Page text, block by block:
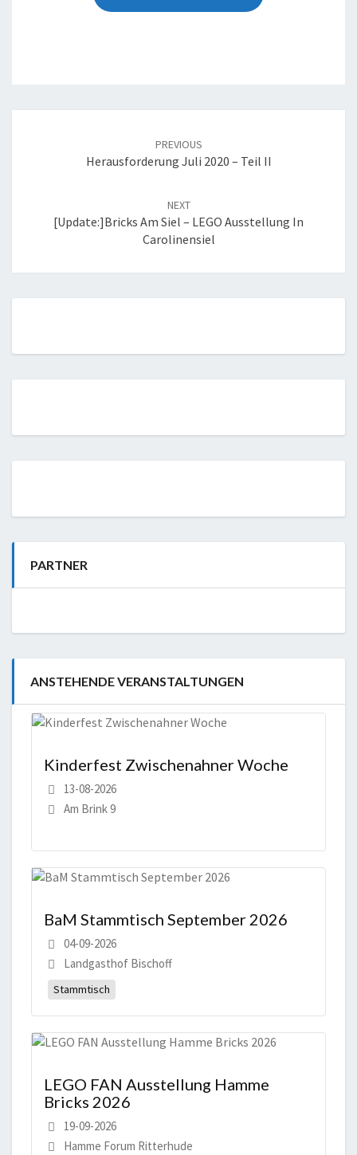
PREVIOUS
Herausforderung Juli 2020 – Teil II
NEXT
[Update:]Bricks Am Siel – LEGO Ausstellung In
Carolinensiel
PARTNER
ANSTEHENDE VERANSTALTUNGEN
Kinderfest Zwischenahner Woche
13-08-2026
Am Brink 9
BaM Stammtisch September 2026
04-09-2026
Landgasthof Bischoff
Stammtisch
LEGO FAN Ausstellung Hamme
Bricks 2026
19-09-2026
Hamme Forum Ritterhude